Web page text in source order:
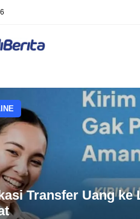
Transfer Uang ke